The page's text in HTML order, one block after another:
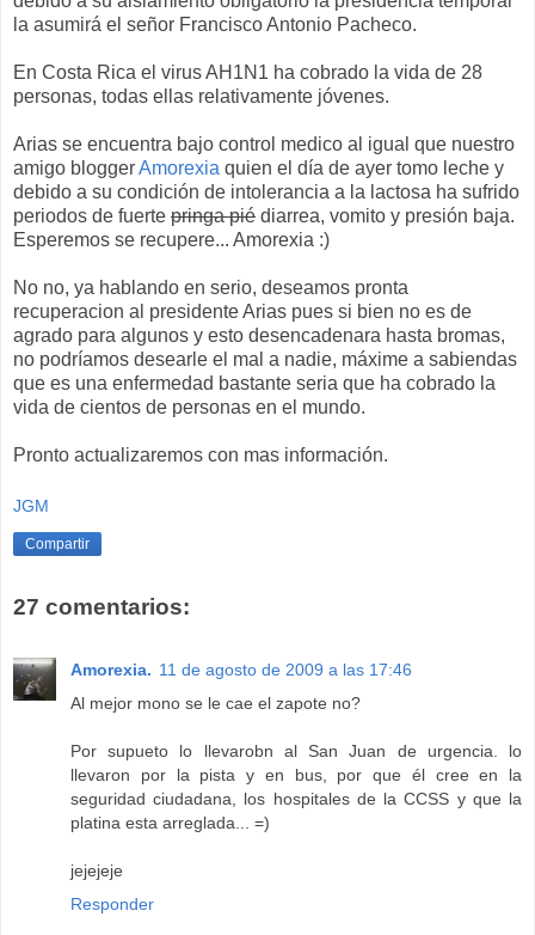
la asumirá el señor Francisco Antonio Pacheco.
En Costa Rica el virus AH1N1 ha cobrado la vida de 28
personas, todas ellas relativamente jóvenes.
Arias se encuentra bajo control medico al igual que nuestro
amigo bloggerAmorexia quien el día de ayer tomo leche y
debido a su condición de intolerancia a la lactosa ha sufrido
periodos de fuerte pringa pié diarrea, vomito y presión baja.
Esperemos se recupere... Amorexia :)
No no, ya hablando en serio, deseamos pronta
recuperacion al presidente Arias pues si bien no es de
agrado para algunos y esto desencadenara hasta bromas,
no podríamos desearle el mal a nadie, máxime a sabiendas
que es una enfermedad bastante seria que ha cobrado la
vida de cientos de personas en el mundo.
Pronto actualizaremos con mas información.
JGM
Compartir
27 comentarios:
Amorexia. 11 de agosto de 2009 a las 17:46
Al mejor mono se le cae el zapote no?
Por supueto lo llevarobn al San Juan de urgencia. lo
llevaron por la pista y en bus, por que él cree en la
seguridad ciudadana, los hospitales de la CCSS y que la
platina esta arreglada... =)
jejejeje
Responder